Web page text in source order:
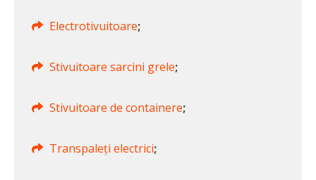
Electrotivuitoare;
Stivuitoare sarcini grele;
Stivuitoare de containere;
Transpaleți electrici;